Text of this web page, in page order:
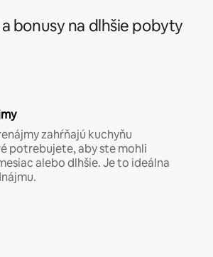
bonusy na dlhšie pobyty
zahŕňajú kuchyňu
potrebujete, aby ste mohli
alebo dlhšie. Je to ideálna